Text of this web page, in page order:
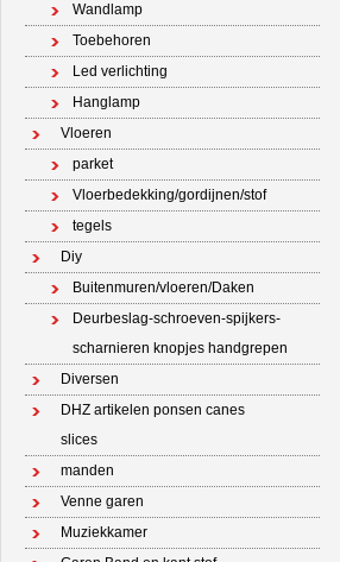
Wandlamp
Toebehoren
Led verlichting
Hanglamp
Vloeren
parket
Vloerbedekking/gordijnen/stof
tegels
Diy
Buitenmuren/vloeren/Daken
Deurbeslag-schroeven-spijkers-
scharnieren knopjes handgrepen
Diversen
DHZ artikelen ponsen canes
slices
manden
Venne garen
Muziekkamer